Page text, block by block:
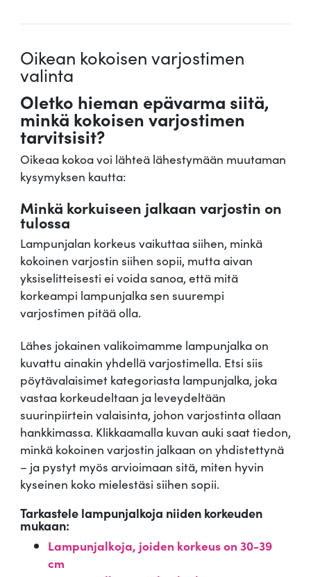
Oikean kokoisen varjostimen
valinta
Oletko hieman epävarma siitä,
minkä kokoisen varjostimen
tarvitsisit?
Oikeaa kokoa voi lähteä lähestymään muutaman
kysymyksen kautta:
Minkä korkuiseen jalkaan varjostin on
tulossa
Lampunjalan korkeus vaikuttaa siihen, minkä
kokoinen varjostin siihen sopii, mutta aivan
yksiselitteisesti ei voida sanoa, että mitä
korkeampi lampunjalka sen suurempi
varjostimen pitää olla.
Lähes jokainen valikoimamme lampunjalka on
kuvattu ainakin yhdellä varjostimella. Etsi siis
pöytävalaisimet kategoriasta lampunjalka, joka
vastaa korkeudeltaan ja leveydeltään
suurinpiirtein valaisinta, johon varjostinta ollaan
hankkimassa. Klikkaamalla kuvan auki saat tiedon,
minkä kokoinen varjostin jalkaan on yhdistettynä
– ja pystyt myös arvioimaan sitä, miten hyvin
kyseinen koko mielestäsi siihen sopii.
Tarkastele lampunjalkoja niiden korkeuden
mukaan:
Lampunjalkoja, joiden korkeus on 30-39
cm